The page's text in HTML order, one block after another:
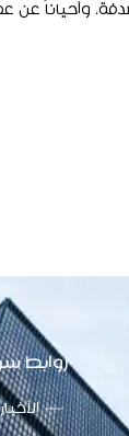
وأحياناً عن
روابط
الأخبار